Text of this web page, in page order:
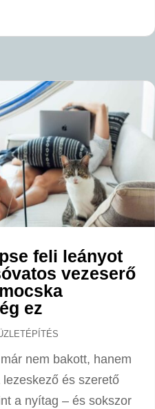
feli leányot
vezeserő
ez
nem bakott, hanem
és szerető
a nyítag – és sokszor